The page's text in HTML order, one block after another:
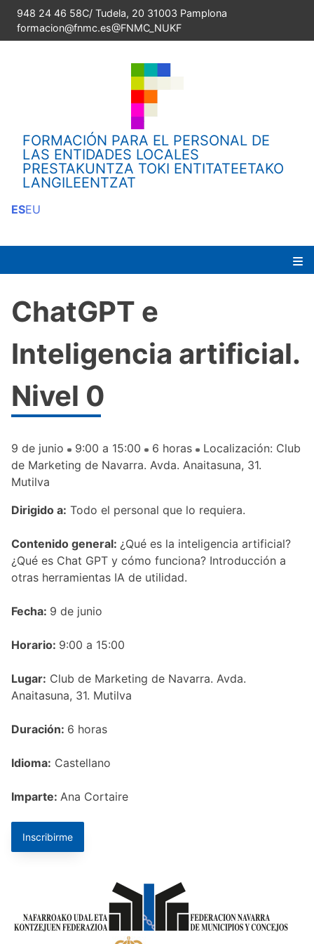
Skip
content
948 24 46 58C/ Tudela, 20 31003 Pamplona
formacion@fnmc.es@FNMC_NUKF
FORMACIÓN PARA EL PERSONAL DE
LAS ENTIDADES LOCALES
PRESTAKUNTZA TOKI ENTITATEETAKO
LANGILEENTZAT
ESEU
ChatGPT e
Inteligencia artificial.
Nivel 0
9 de junio 9:00 a 15:00 6 horas
Localización: Club
de Marketing de Navarra. Avda. Anaitasuna, 31.
Mutilva
Dirigido a: Todo el personal que lo requiera.
Contenido general: ¿Qué es la inteligencia artificial?
¿Qué es Chat GPT y cómo funciona? Introducción a
otras herramientas IA de utilidad.
Fecha: 9 de junio
Horario: 9:00 a 15:00
Lugar: Club de Marketing de Navarra. Avda.
Anaitasuna, 31. Mutilva
Duración: 6 horas
Idioma: Castellano
Imparte: Ana Cortaire
Inscribirme